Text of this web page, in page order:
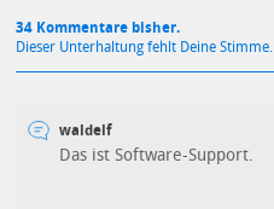
34 Kommentare bisher.
Dieser Unterhaltung fehlt Deine Stimme.
waldelf
Das ist Software-Support.